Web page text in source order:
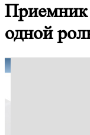
Приемник
одной